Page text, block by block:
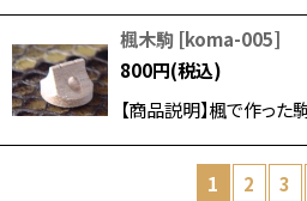
楓木駒 [koma-005]
800円(税込)
【商品説明】楓で作った
1 2 3